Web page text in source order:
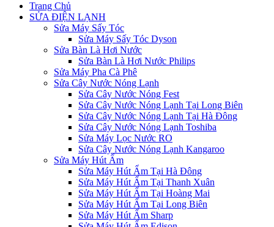
Trang Chủ
SỬA ĐIỆN LẠNH
Sửa Máy Sấy Tóc
Sửa Máy Sấy Tóc Dyson
Sửa Bàn Là Hơi Nước
Sửa Bàn Là Hơi Nước Philips
Sửa Máy Pha Cà Phê
Sửa Cây Nước Nóng Lạnh
Sửa Cây Nước Nóng Fest
Sửa Cây Nước Nóng Lạnh Tại Long Biên
Sửa Cây Nước Nóng Lạnh Tại Hà Đông
Sửa Cây Nước Nóng Lạnh Toshiba
Sửa Máy Lọc Nước RO
Sửa Cây Nước Nóng Lạnh Kangaroo
Sửa Máy Hút Ẩm
Sửa Máy Hút Ẩm Tại Hà Đông
Sửa Máy Hút Ẩm Tại Thanh Xuân
Sửa Máy Hút Ẩm Tại Hoàng Mai
Sửa Máy Hút Ẩm Tại Long Biên
Sửa Máy Hút Ẩm Sharp